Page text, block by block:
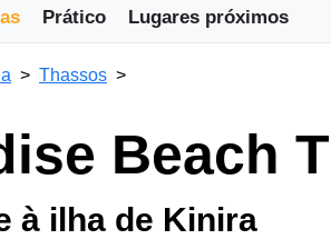
Prático Lugares próximos
Thassos
Beach
à ilha de Kinira